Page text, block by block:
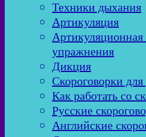
Техники дыхания
Артикуляция
Артикуляционная
упражнения
Дикция
Скороговорки
Как работать со
Русские
Английские